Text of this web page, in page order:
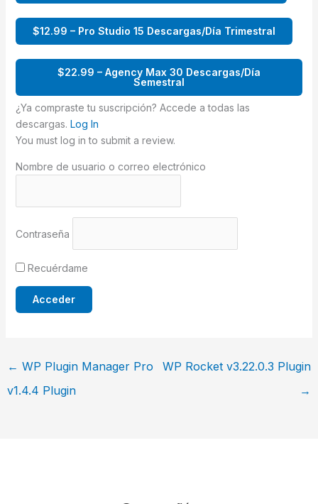
$12.99 – Pro Studio 15 Descargas/Día Trimestral
$22.99 – Agency Max 30 Descargas/Día
Semestral
¿Ya compraste tu suscripción? Accede a todas las
descargas. Log In
You must log in to submit a review.
Nombre de usuario o correo electrónico
Contraseña
Recuérdame
← WP Plugin Manager Pro
v1.4.4 Plugin
WP Rocket v3.22.0.3 Plugin
→